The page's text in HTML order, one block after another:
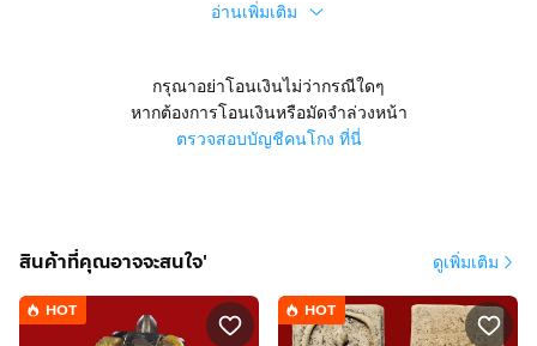
อ่านเพิ่มเติม
กรุณาอย่าโอนเงินไม่ว่ากรณีใดๆ
หากต้องการโอนเงินหรือมัดจำล่วงหน้า
ตรวจสอบบัญชีคนโกง ที่นี่
สินค้าที่คุณอาจจะสนใจ' ดูเพิ่มเติม
HOT HOT